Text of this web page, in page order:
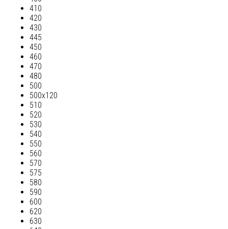
410
420
430
445
450
460
470
480
500
500х120
510
520
530
540
550
560
570
575
580
590
600
620
630